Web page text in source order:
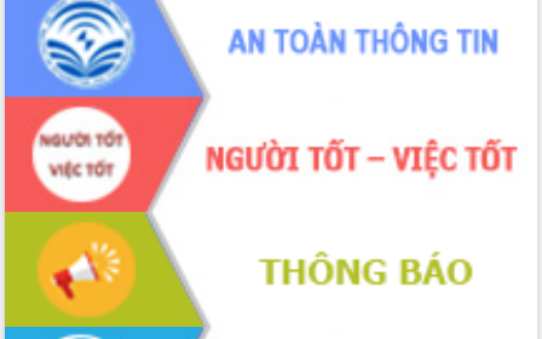
UBND tỉnh Đắk Lắk tổng kết công tác
quốc phòng, quân sự địa phương năm
2025
Tập trung triển khai quyết liệt, đồng bộ
các giải pháp nhằm thực hiện hiệu quả
các nhiệm vụ đề ra năm 2025
Phát huy vai trò của người có uy tín
trong phòng chống tảo hôn và hôn
nhân cận huyết thống
Nông sản Tây Nguyên thu hút doanh
nghiệp nước ngoài
Đắk Lắk định vị thương hiệu du lịch
“Biển – Rừng – Cà phê” trong không